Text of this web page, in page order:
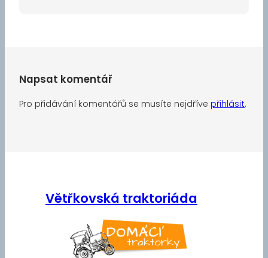
Napsat komentář
Pro přidávání komentářů se musíte nejdříve přihlásit.
Větřkovská traktoriáda